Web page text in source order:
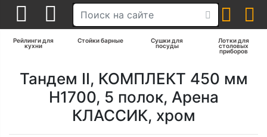
Рейлинги для
кухни
Стойки барные Сушки для
посуды
Лотки для
столовых
приборов
Тандем II, КОМПЛЕКТ 450 мм
Н1700, 5 полок, Арена
КЛАССИК, хром